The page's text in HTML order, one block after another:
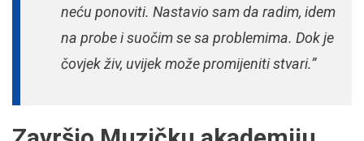
neću ponoviti. Nastavio sam da radim, idem
na probe i suočim se sa problemima. Dok je
čovjek živ, uvijek može promijeniti stvari.”